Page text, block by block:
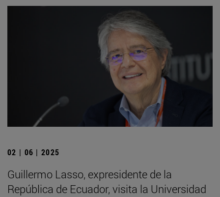
02 | 06 | 2025
Guillermo Lasso, expresidente de la
República de Ecuador, visita la Universidad